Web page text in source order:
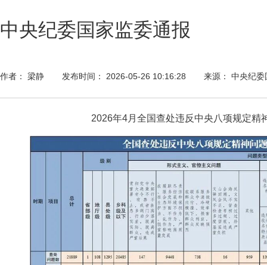
中央纪委国家监委通报
作者： 梁静 发布时间： 2026-05-26 10:16:28 来源： 中央纪
2026年4月全国查处违反中央八项规定精